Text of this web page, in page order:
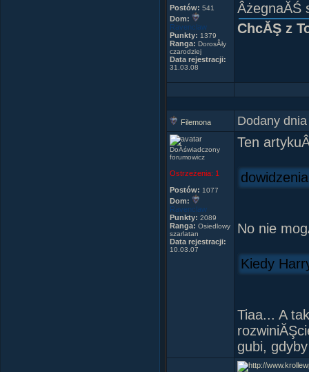
Postów: 541
Dom:
Ravenclaw
Punkty: 1379
Ranga: DorosÂły
czarodziej
Data rejestracji:
31.03.08
ÂżegnaĂŚ
ChcĂŞ z
Filemona Dodany
DoÂświadczony
forumowicz
Ostrzeżenia: 1
Postów: 1077
Dom:
Ravenclaw
Punkty: 2089
Ranga: Osiedlowy
szarlatan
Data rejestracji:
10.03.07
Ten
No nie
Kiedy
Tiaa... A
gubi,